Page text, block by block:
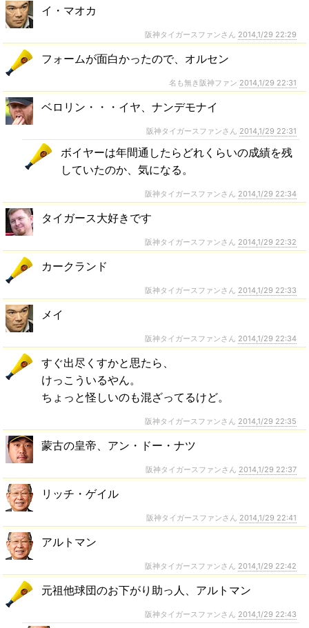
イ・マオカ
阪神タイガースファンさん 2014,1/29 22:29
フォームが面白かったので、オルセン
名も無き阪神ファン 2014,1/29 22:31
ベロリン・・・イヤ、ナンデモナイ
阪神タイガースファンさん 2014,1/29 22:31
ボイヤーは年間通したらどれくらいの成績を残
していたのか、気になる。
阪神タイガースファンさん 2014,1/29 22:34
タイガース大好きです
阪神タイガースファンさん 2014,1/29 22:32
カークランド
阪神タイガースファンさん 2014,1/29 22:33
メイ
阪神タイガースファンさん 2014,1/29 22:34
すぐ出尽くすかと思たら、
けっこういるやん。
ちょっと怪しいのも混ざってるけど。
阪神タイガースファンさん 2014,1/29 22:35
蒙古の皇帝、アン・ドー・ナツ
阪神タイガースファンさん 2014,1/29 22:37
リッチ・ゲイル
阪神タイガースファンさん 2014,1/29 22:41
アルトマン
阪神タイガースファンさん 2014,1/29 22:42
元祖他球団のお下がり助っ人、アルトマン
阪神タイガースファンさん 2014,1/29 22:43